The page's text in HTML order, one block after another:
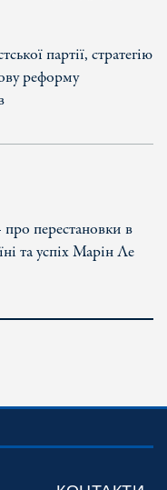
партії, стратегію
реформу
перестановки в
та успіх Марін Ле